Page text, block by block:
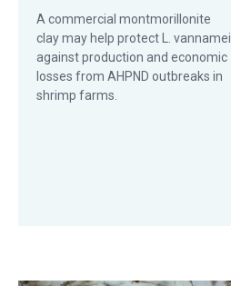
A commercial montmorillonite
clay may help protect L. vannamei
against production and economic
losses from AHPND outbreaks in
shrimp farms.